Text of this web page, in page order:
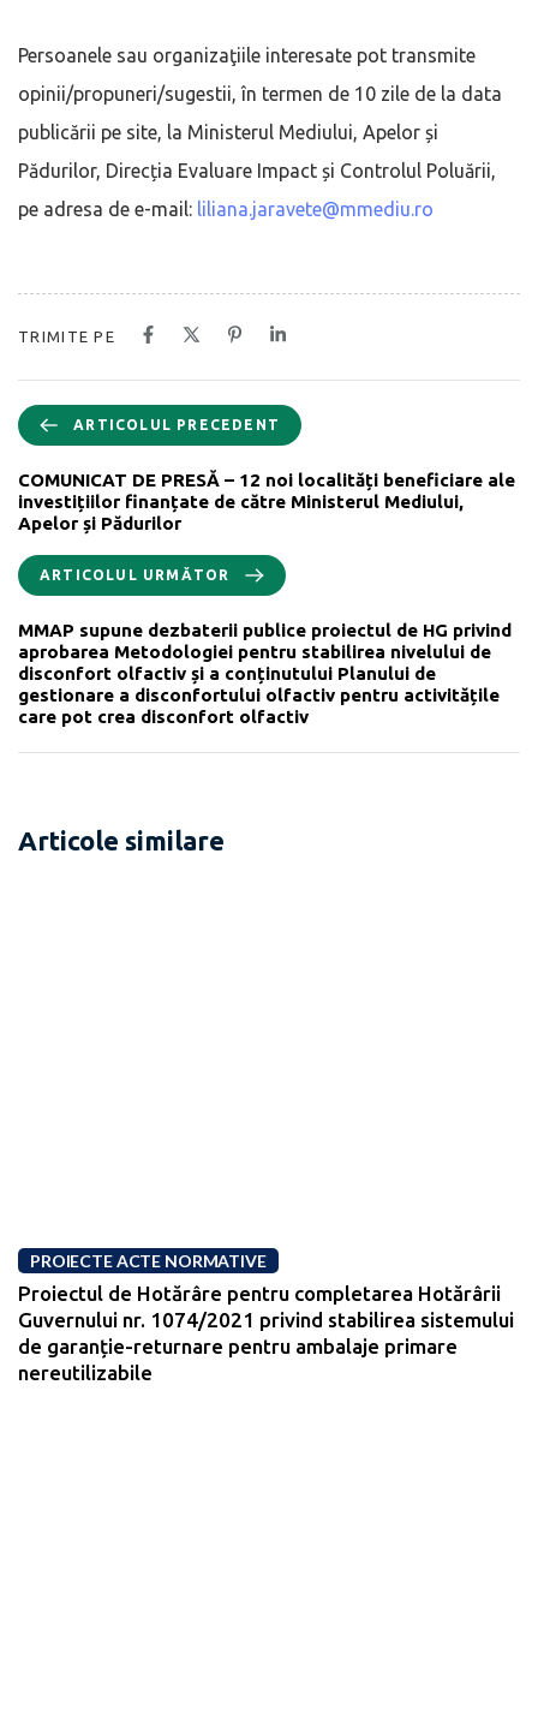
Persoanele sau organizaţiile interesate pot transmite
opinii/propuneri/sugestii, în termen de 10 zile de la data
publicării pe site, la Ministerul Mediului, Apelor și
Pădurilor, Direcția Evaluare Impact și Controlul Poluării,
pe adresa de e-mail: liliana.jaravete@mmediu.ro
TRIMITE PE
ARTICOLUL PRECEDENT
COMUNICAT DE PRESĂ – 12 noi localități beneficiare ale
investițiilor finanțate de către Ministerul Mediului,
Apelor și Pădurilor
ARTICOLUL URMĂTOR
MMAP supune dezbaterii publice proiectul de HG privind
aprobarea Metodologiei pentru stabilirea nivelului de
disconfort olfactiv și a conținutului Planului de
gestionare a disconfortului olfactiv pentru activitățile
care pot crea disconfort olfactiv
Articole similare
PROIECTE ACTE NORMATIVE
Proiectul de Hotărâre pentru completarea Hotărârii
Guvernului nr. 1074/2021 privind stabilirea sistemului
de garanție-returnare pentru ambalaje primare
nereutilizabile